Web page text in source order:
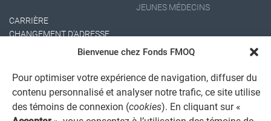
Bienvenue chez Fonds FMOQ
Pour optimiser votre expérience de navigation, diffuser du
contenu personnalisé et analyser notre trafic, ce site utilise
des témoins de connexion (cookies). En cliquant sur «
JEUNES MÉDECINS
CARRIÈRE
CHANGEMENT D'ADRESSE